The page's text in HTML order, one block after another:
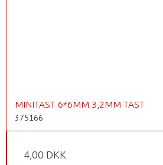
MINITAST 6*6MM 3,2MM TAST
375166
4,00 DKK